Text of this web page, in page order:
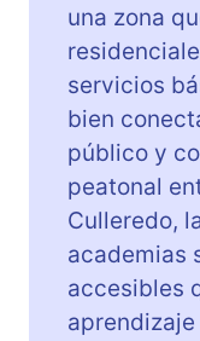
una zona
servicios
bien
público y
peatonal
Culleredo,
academias
accesibles